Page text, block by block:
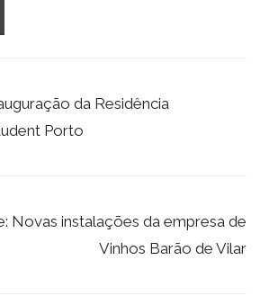
da Residência
Porto
Novas instalações da empresa de
Vinhos Barão de Vilar